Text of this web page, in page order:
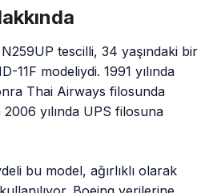
tescilli, 34 yaşındaki bir
11F modeliydi. 1991 yılında
Thai Airways filosunda
yılında UPS filosuna
bu model, ağırlıklı olarak